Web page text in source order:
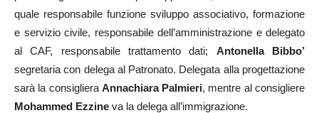
quale responsabile funzione sviluppo associativo, formazione
e servizio civile, responsabile dell’amministrazione e delegato
al CAF, responsabile trattamento dati; Antonella Bibbo’
segretaria con delega al Patronato. Delegata alla progettazione
sarà la consigliera Annachiara Palmieri, mentre al consigliere
Mohammed Ezzine va la delega all’immigrazione.